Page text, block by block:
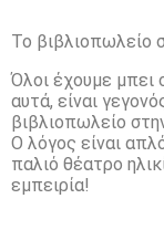
Το βιβλιοπωλείο
Όλοι έχουμε μπει
αυτά, είναι
βιβλιοπωλείο
Ο λόγος είναι
παλιό θέατρο
εμπειρία!